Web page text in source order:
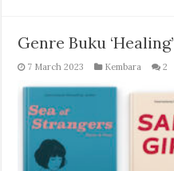
Genre Buku
7 March 2023 Kembara 2